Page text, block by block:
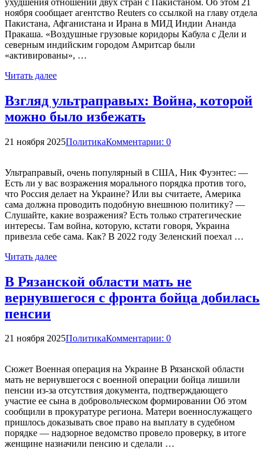
ноября сообщает агентство Reuters со ссылкой на главу отдела
Пакистана, Афганистана и Ирана в МИД Индии Ананда
Пракаша. «Воздушные грузовые коридоры Кабула с Дели и
северным индийским городом Амритсар были
«активированы», …
Читать далее
Взгляд ультраправых: Война, которой
можно было избежать
21 ноября 2025ПолитикаКомментарии: 0
Ультраправый, очень популярный в США, Ник Фуэнтес: —
Есть ли у вас возражения морального порядка против того,
что Россия делает на Украине? Или вы считаете, Америка
сама должна проводить подобную внешнюю политику? —
Слушайте, какие возражения? Есть только стратегические
интересы. Там война, которую, кстати говоря, Украина
привезла себе сама. Как? В 2022 году Зеленский поехал …
Читать далее
В Рязанской области мать не
вернувшегося с фронта бойца добилась
пенсии
21 ноября 2025ПолитикаКомментарии: 0
Сюжет Военная операция на Украине В Рязанской области
мать не вернувшегося с военной операции бойца лишили
пенсии из-за отсутствия документа, подтверждающего
участие ее сына в добровольческом формировании Об этом
сообщили в прокуратуре региона. Матери военнослужащего
пришлось доказывать свое право на выплату в судебном
порядке — надзорное ведомство провело проверку, в итоге
женщине назначили пенсию и сделали …